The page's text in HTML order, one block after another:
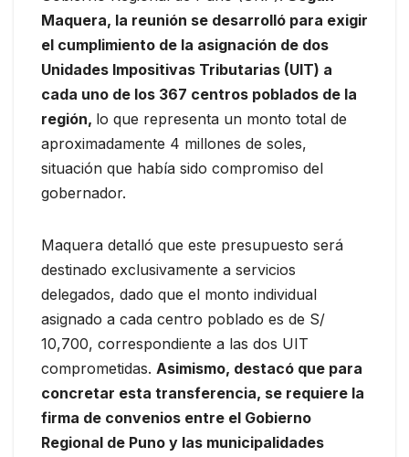
Maquera, la reunión se desarrolló para exigir
el cumplimiento de la asignación de dos
Unidades Impositivas Tributarias (UIT) a
cada uno de los 367 centros poblados de la
región, lo que representa un monto total de
aproximadamente 4 millones de soles,
situación que había sido compromiso del
gobernador.
Maquera detalló que este presupuesto será
destinado exclusivamente a servicios
delegados, dado que el monto individual
asignado a cada centro poblado es de S/
10,700, correspondiente a las dos UIT
comprometidas. Asimismo, destacó que para
concretar esta transferencia, se requiere la
firma de convenios entre el Gobierno
Regional de Puno y las municipalidades